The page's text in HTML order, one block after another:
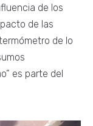
de los
de las
de lo
es parte del